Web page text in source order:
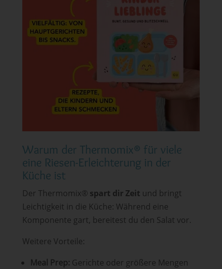
Warum der Thermomix® für viele
eine Riesen-Erleichterung in der
Küche ist
Der Thermomix® spart dir Zeit und bringt
Leichtigkeit in die Küche: Während eine
Komponente gart, bereitest du den Salat vor.
Weitere Vorteile:
Meal Prep: Gerichte oder größere Mengen